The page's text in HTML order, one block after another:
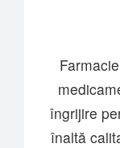
îngrijire
înaltă